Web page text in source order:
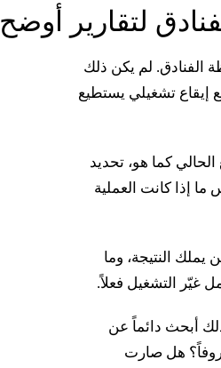
لتقارير أوضح
الفنادق. لم يكن ذلك
إيقاع تشغيلي يستطيع
كما هو، تحديد
إذا كانت العملية
يملك النتيجة، وما
غيّر التشغيل فعلاً.
أبحث دائماً عن
هل صارت